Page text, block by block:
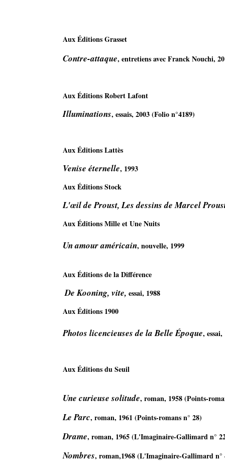
Aux Éditions Grasset
Contre-attaque, entretiens avec Franck Nouchi,
Aux Éditions Robert Lafont
Illuminations, essais, 2003 (Folio n°4189)
Aux Éditions Lattès
Venise éternelle, 1993
Aux Éditions Stock
L'œil de Proust, Les dessins de Marcel
Aux Éditions Mille et Une Nuits
Un amour américain, nouvelle, 1999
Aux Éditions de la Différence
De Kooning, vite, essai, 1988
Aux Éditions 1900
Photos licencieuses de la Belle Époque,
Aux Éditions du Seuil
Une curieuse solitude, roman, 1958 (Points-
Le Parc, roman, 1961 (Points-romans n° 28)
Drame, roman, 1965 (L'Imaginaire-Gallimard n°
Nombres, roman,1968 (L'Imaginaire-Gallimard